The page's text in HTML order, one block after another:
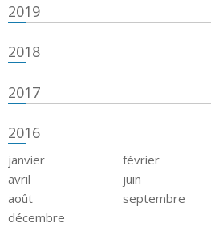
2019
2018
2017
2016
janvier février
avril
juin
août
septembre
décembre